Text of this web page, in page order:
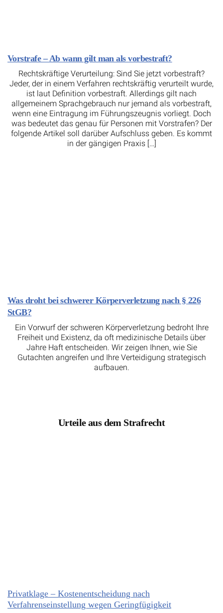
Vorstrafe – Ab wann gilt man als vorbestraft?
Rechtskräftige Verurteilung: Sind Sie jetzt vorbestraft?
Jeder, der in einem Verfahren rechtskräftig verurteilt wurde,
ist laut Definition vorbestraft. Allerdings gilt nach
allgemeinem Sprachgebrauch nur jemand als vorbestraft,
wenn eine Eintragung im Führungszeugnis vorliegt. Doch
was bedeutet das genau für Personen mit Vorstrafen? Der
folgende Artikel soll darüber Aufschluss geben. Es kommt
in der gängigen Praxis […]
Was droht bei schwerer Körperverletzung nach § 226
StGB?
Ein Vorwurf der schweren Körperverletzung bedroht Ihre
Freiheit und Existenz, da oft medizinische Details über
Jahre Haft entscheiden. Wir zeigen Ihnen, wie Sie
Gutachten angreifen und Ihre Verteidigung strategisch
aufbauen.
Urteile aus dem Strafrecht
Privatklage – Kostenentscheidung nach
Verfahrenseinstellung wegen Geringfügigkeit